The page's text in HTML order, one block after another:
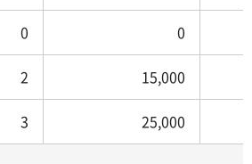
0 0
2 15,000
3 25,000